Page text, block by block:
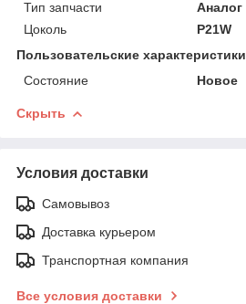
Тип запчасти
Аналог
Цоколь
P21W
Пользовательские характеристики
Состояние
Новое
Скрыть
Условия доставки
Самовывоз
Доставка курьером
Транспортная компания
Все условия доставки